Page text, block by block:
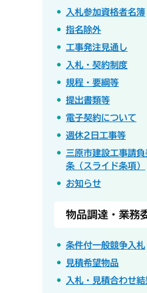
入札参加資格者名簿
指名除外
工事発注見通し
入札・契約制度
規程・要綱等
提出書類等
電子契約について
週休2日工事等
三原市建設工事請
条（スライド条項）
お知らせ
物品調達・業務
条件付一般競争入札
見積希望物品
入札・見積合わせ結